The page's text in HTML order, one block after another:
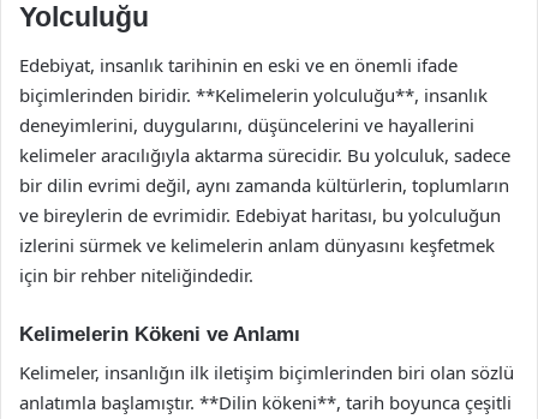
Yolculuğu
Edebiyat, insanlık tarihinin en eski ve en önemli ifade
biçimlerinden biridir. **Kelimelerin yolculuğu**, insanlık
deneyimlerini, duygularını, düşüncelerini ve hayallerini
kelimeler aracılığıyla aktarma sürecidir. Bu yolculuk, sadece
bir dilin evrimi değil, aynı zamanda kültürlerin, toplumların
ve bireylerin de evrimidir. Edebiyat haritası, bu yolculuğun
izlerini sürmek ve kelimelerin anlam dünyasını keşfetmek
için bir rehber niteliğindedir.
Kelimelerin Kökeni ve Anlamı
Kelimeler, insanlığın ilk iletişim biçimlerinden biri olan sözlü
anlatımla başlamıştır. **Dilin kökeni**, tarih boyunca çeşitli